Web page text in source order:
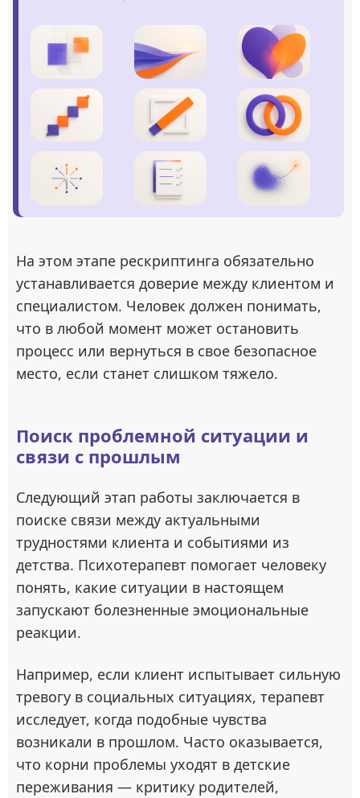
На этом этапе рескриптинга обязательно
устанавливается доверие между клиентом и
специалистом. Человек должен понимать,
что в любой момент может остановить
процесс или вернуться в свое безопасное
место, если станет слишком тяжело.
Поиск проблемной ситуации и
связи с прошлым
Следующий этап работы заключается в
поиске связи между актуальными
трудностями клиента и событиями из
детства. Психотерапевт помогает человеку
понять, какие ситуации в настоящем
запускают болезненные эмоциональные
реакции.
Например, если клиент испытывает сильную
тревогу в социальных ситуациях, терапевт
исследует, когда подобные чувства
возникали в прошлом. Часто оказывается,
что корни проблемы уходят в детские
переживания — критику родителей,